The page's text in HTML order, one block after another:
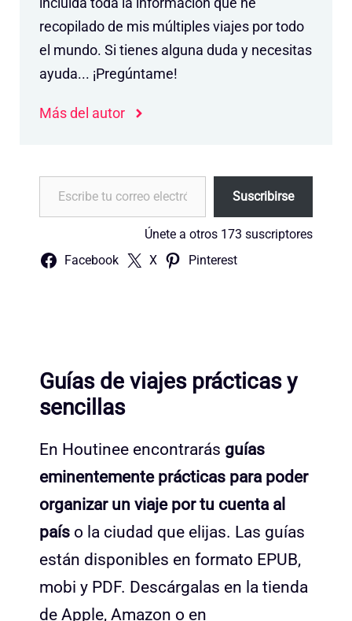
recopilado de mis múltiples viajes por todo
el mundo. Si tienes alguna duda y necesitas
ayuda... ¡Pregúntame!
Más del autor
Escribe tu correo electrónico…
Suscribirse
Únete a otros 173 suscriptores
Facebook X Pinterest
Guías de viajes prácticas y
sencillas
En Houtinee encontrarás guías
eminentemente prácticas para poder
organizar un viaje por tu cuenta al
país o la ciudad que elijas. Las guías
están disponibles en formato EPUB,
mobi y PDF. Descárgalas en la tienda
de Apple, Amazon o en